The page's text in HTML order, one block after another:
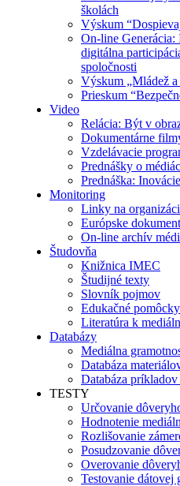
školách
Výskum
On-line Generácia:
digitálna
spoločnosti
Výskum „Mládež a
Prieskum
Video
Relácia: Být v
Dokumentárne
Vzdelávacie
Prednášky o
Prednáška:
Monitoring
Linky na
Európske
On-line archív
Študovňa
Knižnica IMEC
Študijné texty
Slovník pojmov
Edukačné
Literatúra k
Databázy
Mediálna
Databáza
Databáza
TESTY
Určovanie
Hodnotenie
Rozlišovanie
Posudzovanie
Overovanie
Testovanie dátovej